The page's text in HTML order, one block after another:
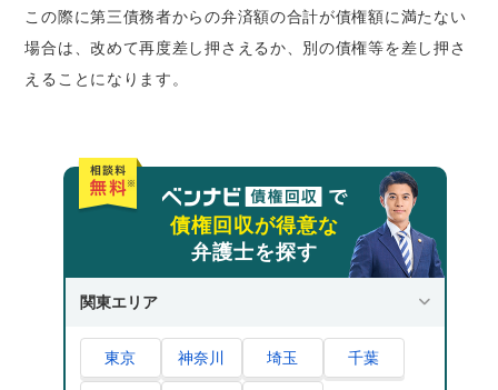
この際に第三債務者からの弁済額の合計が債権額に満たない
場合は、改めて再度差し押さえるか、別の債権等を差し押さ
えることになります。
債権回収が得意な
弁護士を探す
関東エリア
東京 神奈川 埼玉 千葉